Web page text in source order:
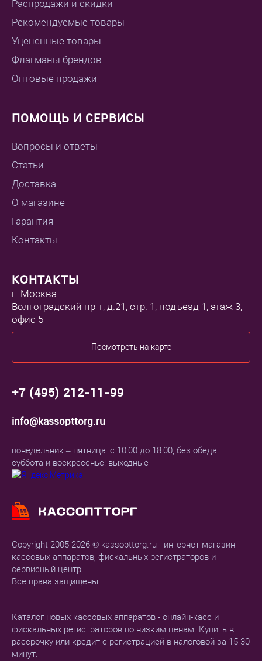
Распродажи и скидки
Рекомендуемые товары
Уцененные товары
Флагманы брендов
Оптовые продажи
ПОМОЩЬ И СЕРВИСЫ
Вопросы и ответы
Статьи
Доставка
О магазине
Гарантия
Контакты
Copyright 2005-2026 © kassopttorg.ru - интернет-магазин
кассовых аппаратов, фискальных регистраторов и
сервисный центр.
Все права защищены.
Каталог новых кассовых аппаратов - онлайн-касс и
фискальных регистраторов по низким ценам. Купить в
рассрочку или кредит с регистрацией в налоговой за 15-30
минут.
КОНТАКТЫ
г. Москва
Волгоградский пр-т, д.21, стр. 1, подъезд 1, этаж 3,
офис 5
Посмотреть на карте
+7 (495) 212-11-99
info@kassopttorg.ru
понедельник – пятница: с 10:00 до 18:00, без обеда
суббота и воскресенье: выходные